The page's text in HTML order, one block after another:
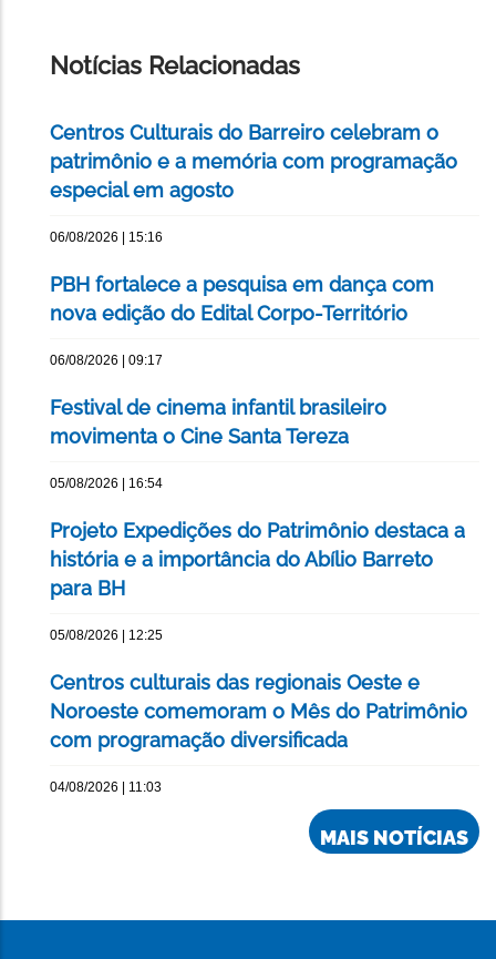
Notícias Relacionadas
Centros Culturais do Barreiro celebram o
patrimônio e a memória com programação
especial em agosto
06/08/2026 | 15:16
PBH fortalece a pesquisa em dança com
nova edição do Edital Corpo-Território
06/08/2026 | 09:17
Festival de cinema infantil brasileiro
movimenta o Cine Santa Tereza
05/08/2026 | 16:54
Projeto Expedições do Patrimônio destaca a
história e a importância do Abílio Barreto
para BH
05/08/2026 | 12:25
Centros culturais das regionais Oeste e
Noroeste comemoram o Mês do Patrimônio
com programação diversificada
04/08/2026 | 11:03
MAIS NOTÍCIAS